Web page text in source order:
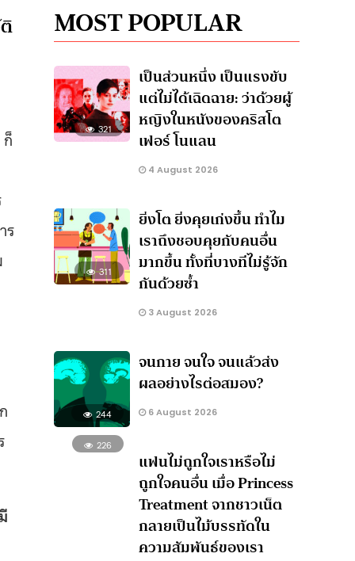
ร
MOST POPULAR
321
เป็นส่วนหนึ่ง เป็นแรงขับ
แต่ไม่ได้เฉิดฉาย: ว่าด้วยผู้
หญิงในหนังของคริสโต
เฟอร์ โนแลน
4 August 2026
311
ยิ่งโต ยิ่งคุยเก่งขึ้น ทำไม
เราถึงชอบคุยกับคนอื่น
มากขึ้น ทั้งที่บางทีไม่รู้จัก
กันด้วยซ้ำ
3 August 2026
244
จนกาย จนใจ จนแล้วส่ง
ผลอย่างไรต่อสมอง?
6 August 2026
226
แฟนไม่ถูกใจเราหรือไม่
ถูกใจคนอื่น เมื่อ Princess
Treatment จากชาวเน็ต
กลายเป็นไม้บรรทัดใน
ความสัมพันธ์ของเรา